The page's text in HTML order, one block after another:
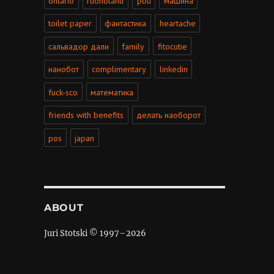
toilet paper фантастика heartache
сальвадор дали family fitocutie
нанобот complimentary linkedin
fuck-sco математика
friends with benefits делать наоборот
pos japan
ABOUT
Juri Stotski © 1997–2026